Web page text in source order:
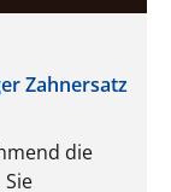
Zahnersatz
die